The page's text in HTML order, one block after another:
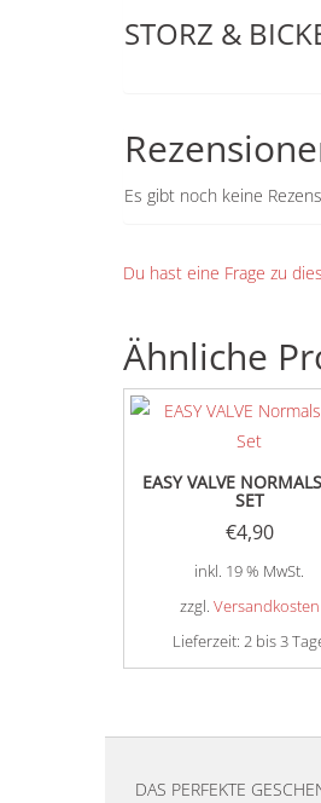
STORZ &
Es gibt noch keine
Du hast eine Frage zu
Ähnliche
EASY VALVE
SET
€4,90
inkl. 19 % MwSt.
zzgl. Versandkosten
Lieferzeit:2 bis 3
DAS PERFEKTE